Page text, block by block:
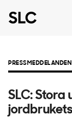
PRESSMEDDELANDEN
SLC: